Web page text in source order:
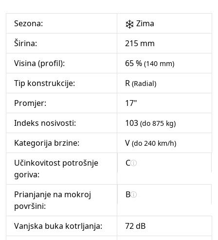
Sezona:
Zima
Širina:
215 mm
Visina (profil):
65 % (140 mm)
Tip konstrukcije: R (Radial)
Promjer:
17"
Indeks nosivosti:
103 (do 875 kg)
Kategorija brzine: V (do 240 km/h)
Učinkovitost potrošnje
goriva:
C
Prianjanje na mokroj
površini:
B
Vanjska buka kotrljanja: 72 dB